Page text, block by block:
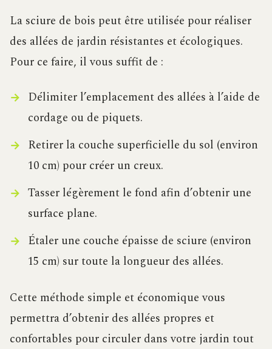
La sciure de bois peut être utilisée pour réaliser
des allées de jardin résistantes et écologiques.
Pour ce faire, il vous suffit de :
Délimiter l’emplacement des allées à l’aide de
cordage ou de piquets.
Retirer la couche superficielle du sol (environ
10 cm) pour créer un creux.
Tasser légèrement le fond afin d’obtenir une
surface plane.
Étaler une couche épaisse de sciure (environ
15 cm) sur toute la longueur des allées.
Cette méthode simple et économique vous
permettra d’obtenir des allées propres et
confortables pour circuler dans votre jardin tout